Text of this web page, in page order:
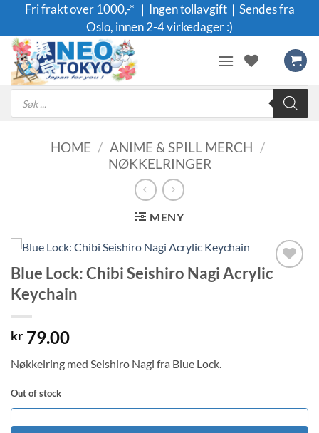
content
Fri frakt over 1000,-* ｜Ingen tollavgift｜Sendes fra
Oslo, innen 2-4 virkedager :)
Products
search
HOME / ANIME & SPILL MERCH /
NØKKELRINGER
MENY
Legg til i
Blue Lock: Chibi Seishiro Nagi Acrylic
Keychain
kr 79.00
Nøkkelring med Seishiro Nagi fra Blue Lock.
Out of stock